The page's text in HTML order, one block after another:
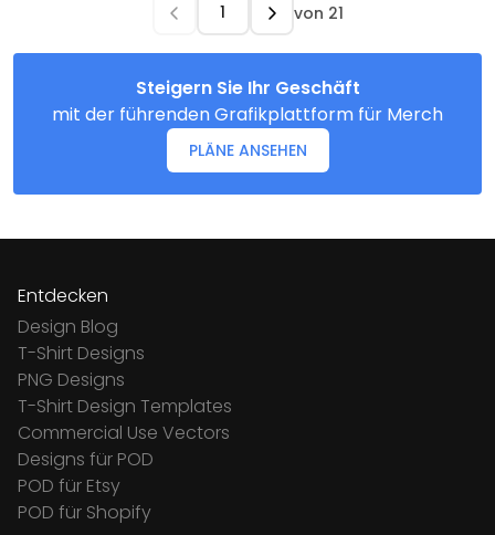
von 21
Steigern Sie Ihr Geschäft
mit der führenden Grafikplattform für Merch
PLÄNE ANSEHEN
Entdecken
Design Blog
T-Shirt Designs
PNG Designs
T-Shirt Design Templates
Commercial Use Vectors
Designs für POD
POD für Etsy
POD für Shopify